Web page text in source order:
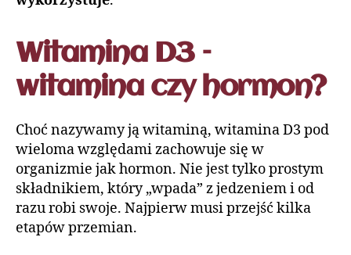
Witamina D3 –
witamina czy hormon?
Choć nazywamy ją witaminą, witamina D3 pod
wieloma względami zachowuje się w
organizmie jak hormon. Nie jest tylko prostym
składnikiem, który „wpada” z jedzeniem i od
razu robi swoje. Najpierw musi przejść kilka
etapów przemian.